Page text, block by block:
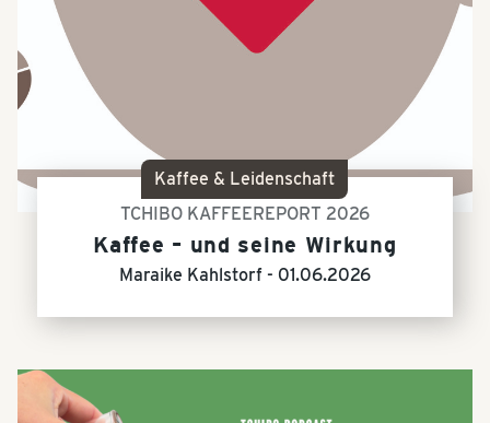
Kaffee & Leidenschaft
TCHIBO KAFFEEREPORT 2026
Kaffee – und seine Wirkung
Maraike Kahlstorf - 01.06.2026